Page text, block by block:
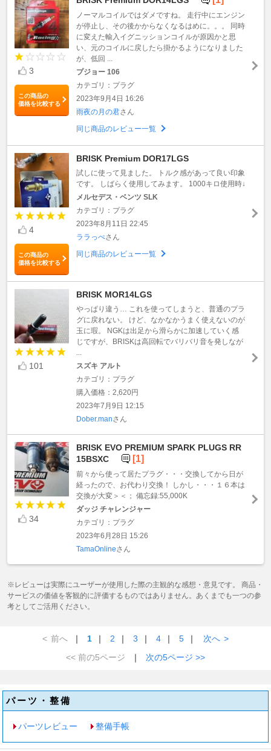
3
この商品の
価格を比較する
ノーマルコイルではダメですね。 走行中にエンジン
が停止し、その後かからなくなるはめに。。。 同時
に変えた輸入イグニッションコイルが原因かと思
い、元のコイルに戻したら掛かるようになりました
が、低回 ...
プジョー 106
カテゴリ：プラグ
2023年9月4日 16:26
雨夜の月の君さん
同じ商品のレビュー一覧
4
この商品の
価格を比較する
BRISK Premium DOR17LGS
試しに使って見ました。 トルク感があって良い印象
です。 しばらく使用してみます。 1000キロ使用時↓
メルセデス・ベンツ SLK
カテゴリ：プラグ
2023年8月11日 22:45
ララっぺさん
同じ商品のレビュー一覧
101
BRISK MOR14LGS
やっぱり違う… これを使ってしまうと、普通のプラ
グに戻れない。 けど、なかなかうまく使えないのが
玉に瑕。 NGKは出足から滑らかに加速していく感
じですが、BRISKは高回転でバリバリ音を発しなが
スズキ アルト
カテゴリ：プラグ
購入価格：2,620円
2023年7月9日 12:15
Dober.manさん
34
BRISK EVO PREMIUM SPARK PLUGS RR
15BSXC
[1]
前々から使って居たプラグ・・・交換してから日が
経ったので、お代わり交換！ しかし・・・１６本は
交換が大変＞＜； 備忘録:55,000K
ダッジ チャレンジャー
カテゴリ：プラグ
2023年6月28日 15:26
TamaOnlineさん
※レビューは実際にユーザーが使用した際の主観的な感想・意見です。 商品・
サービスの価値を客観的に評価するものではありません。あくまでも一つの参
考としてご活用ください。
< 前へ ｜ 1 ｜ 2 ｜ 3 ｜ 4 ｜ 5 ｜ 次へ >
<< 前の5ページ
｜ 次の5ページ >>
パーツ・整備
パーツレビュー 整備手帳